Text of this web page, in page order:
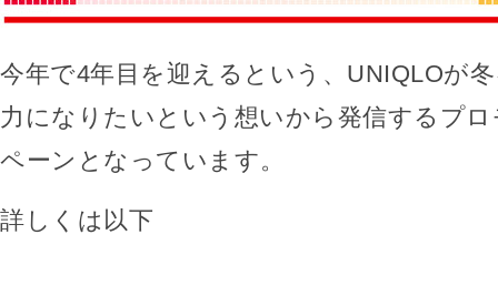
今年で4年目を迎えるという、UNIQLOが
力になりたいという想いから発信するプ
ペーンとなっています。
詳しくは以下